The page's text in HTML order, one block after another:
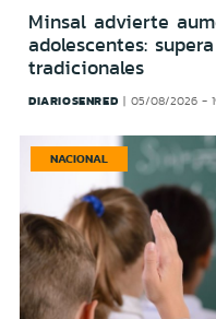
Minsal advierte
adolescentes:
tradicionales
DIARIOSENRED 05/08/2026 -
NACIONAL